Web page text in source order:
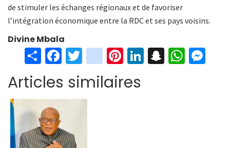
de stimuler les échanges régionaux et de favoriser
l’intégration économique entre la RDC et ses pays voisins.
Divine Mbala
S
h
ar
e
Fa
ce
b
o
k
T
wi
tt
er
in
st
ag
Pi
er
Li S W
Articles similaires